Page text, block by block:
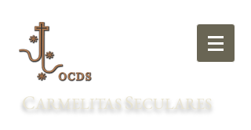
CARMELITASSECULARES